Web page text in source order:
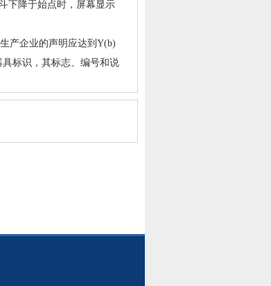
下降于始点时，屏幕显示
产企业的声明应达到Y(b)
标识，其标志、编号和说